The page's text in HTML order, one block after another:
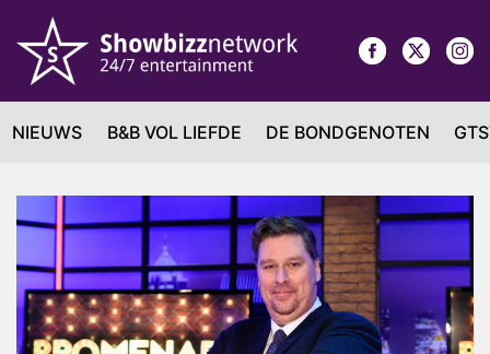
NIEUWS B&B VOL LIEFDE DE BONDGENOTEN